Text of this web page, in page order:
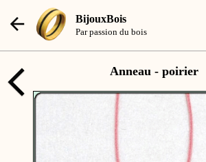
BijouxBois
Par passion du bois
Anneau - poirier